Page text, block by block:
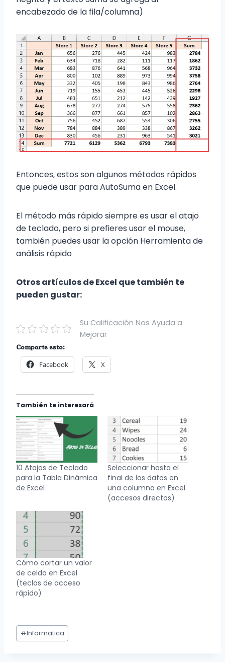
encabezado de la fila/columna)
Entonces, estos son algunos métodos rápidos
que puede usar para AutoSuma en Excel.
El método más rápido siempre es usar el atajo
de teclado, pero si prefieres usar el mouse,
también puedes usar la opción Herramienta de
análisis rápido
Otros artículos de Excel que también te
pueden gustar:
Su Calificación Nos Ayuda a
Mejorar
Comparte esto:
Facebook X
También te interesará
10 Atajos de Teclado
para la Tabla Dinámica
de Excel
Seleccionar hasta el
final de los datos en
una columna en Excel
(accesos directos)
Cómo cortar un valor
de celda en Excel
(teclas de acceso
rápido)
Etiquetas
de
#Informatica